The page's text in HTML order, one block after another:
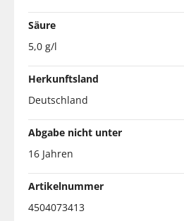
Säure
5,0 g/l
Herkunftsland
Deutschland
Abgabe nicht unter
16 Jahren
Artikelnummer
4504073413